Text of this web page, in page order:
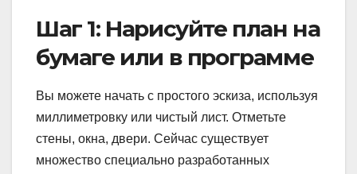
Шаг 1: Нарисуйте план на
бумаге или в программе
Вы можете начать с простого эскиза, используя
миллиметровку или чистый лист. Отметьте
стены, окна, двери. Сейчас существует
множество специально разработанных